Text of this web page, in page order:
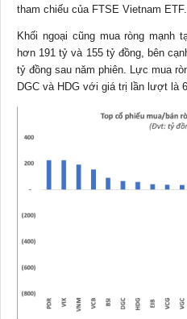
tham chiếu của FTSE Vietnam ETF.
Khối ngoại cũng mua ròng mạnh
hơn 191 tỷ và 155 tỷ đồng, bên
tỷ đồng sau năm phiên. Lực mua
DGC và HDG với giá trị lần lượt là